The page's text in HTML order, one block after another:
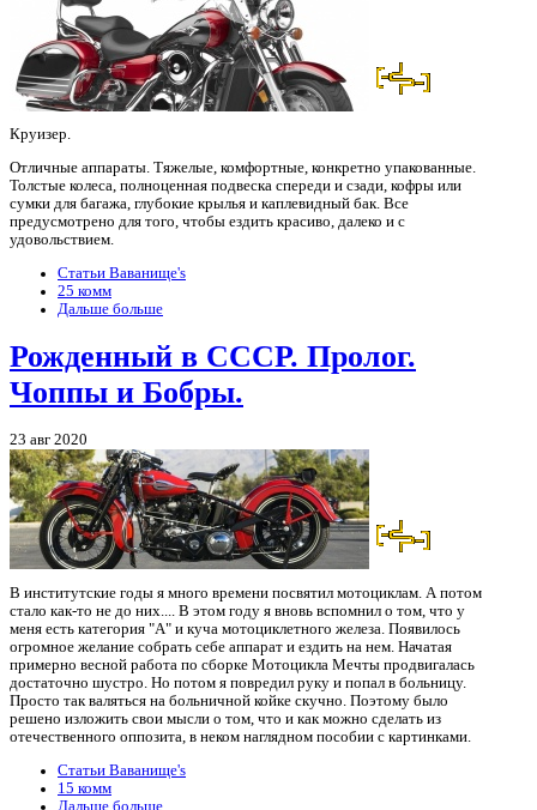
Круизер.
Отличные аппараты. Тяжелые, комфортные, конкретно упакованные.
Толстые колеса, полноценная подвеска спереди и сзади, кофры или
сумки для багажа, глубокие крылья и каплевидный бак. Все
предусмотрено для того, чтобы ездить красиво, далеко и с
удовольствием.
Статьи Ваванище's
25 комм
Дальше больше
Рожденный в СССР. Пролог.
Чоппы и Бобры.
23 авг 2020
В институтские годы я много времени посвятил мотоциклам. А потом
стало как-то не до них.... В этом году я вновь вспомнил о том, что у
меня есть категория "А" и куча мотоциклетного железа. Появилось
огромное желание собрать себе аппарат и ездить на нем. Начатая
примерно весной работа по сборке Мотоцикла Мечты продвигалась
достаточно шустро. Но потом я повредил руку и попал в больницу.
Просто так валяться на больничной койке скучно. Поэтому было
решено изложить свои мысли о том, что и как можно сделать из
отечественного оппозита, в неком наглядном пособии с картинками.
Статьи Ваванище's
15 комм
Дальше больше